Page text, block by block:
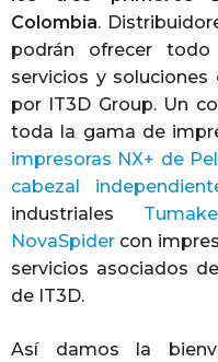
Colombia.
podrán ofrecer
servicios y soluciones
por IT3D Group. Un
toda la gama de
impresoras NX+ de
cabezal
industriales
NovaSpider con
servicios asociados
de IT3D.
Así damos la